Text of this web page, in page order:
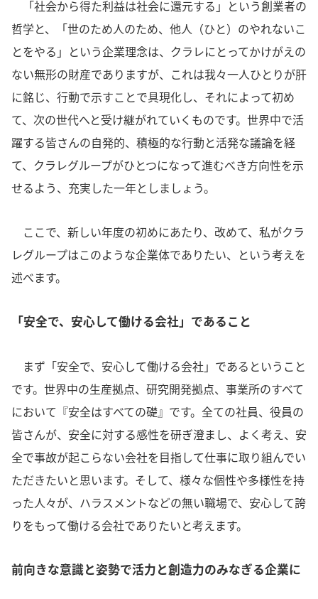
「社会から得た利益は社会に還元する」という創業者の
哲学と、「世のため人のため、他人（ひと）のやれないこ
とをやる」という企業理念は、クラレにとってかけがえの
ない無形の財産でありますが、これは我々一人ひとりが肝
に銘じ、行動で示すことで具現化し、それによって初め
て、次の世代へと受け継がれていくものです。世界中で活
躍する皆さんの自発的、積極的な行動と活発な議論を経
て、クラレグループがひとつになって進むべき方向性を示
せるよう、充実した一年としましょう。
ここで、新しい年度の初めにあたり、改めて、私がクラ
レグループはこのような企業体でありたい、という考えを
述べます。
「安全で、安心して働ける会社」であること
まず「安全で、安心して働ける会社」であるということ
です。世界中の生産拠点、研究開発拠点、事業所のすべて
において『安全はすべての礎』です。全ての社員、役員の
皆さんが、安全に対する感性を研ぎ澄まし、よく考え、安
全で事故が起こらない会社を目指して仕事に取り組んでい
ただきたいと思います。そして、様々な個性や多様性を持
った人々が、ハラスメントなどの無い職場で、安心して誇
りをもって働ける会社でありたいと考えます。
前向きな意識と姿勢で活力と創造力のみなぎる企業に